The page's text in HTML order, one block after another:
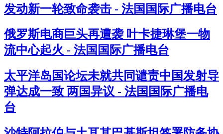
发动新一轮致命袭击 - 法国国际广播电台
俄罗斯电商巨头再遭袭 叶卡捷琳堡一物
流中心起火 - 法国国际广播电台
太平洋岛国论坛未就共同谴责中国发射导
弹达成一致 两国异议 - 法国国际广播电
台